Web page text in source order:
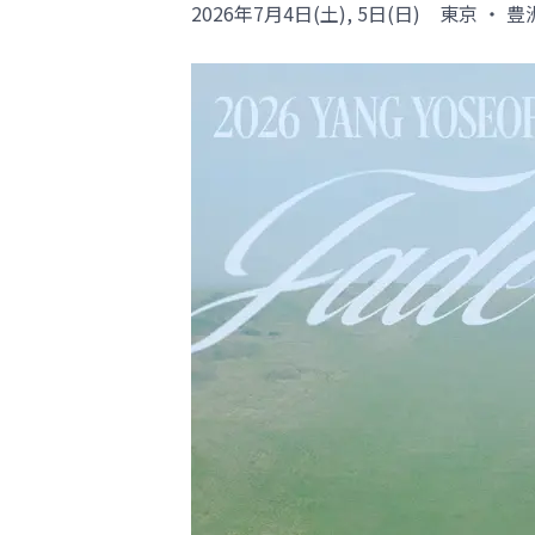
2026年7月4日(土), 5日(日) 東京 ・ 豊